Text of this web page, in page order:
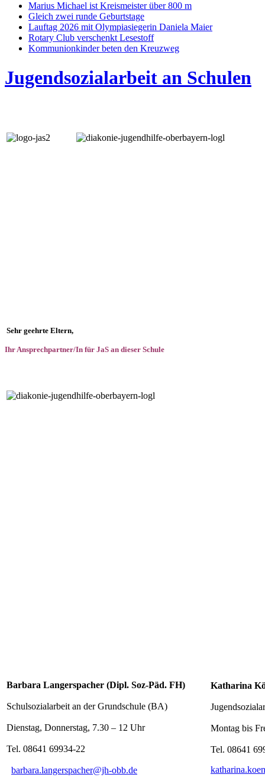
Marius Michael ist Kreismeister über 800 m
Gleich zwei runde Geburtstage
Lauftag 2026 mit Olympiasiegerin Daniela Maier
Rotary Club verschenkt Lesestoff
Kommunionkinder beten den Kreuzweg
Jugendsozialarbeit an Schulen
Sehr geehrte Eltern,
Ihr Ansprechpartner/In für JaS an dieser Schule
Barbara Langerspacher (Dipl. Soz-Päd. FH)
Schulsozialarbeit an der Grundschule (BA)
Dienstag, Donnerstag, 7.30 – 12 Uhr
Tel. 08641 69934-22
barbara.langerspacher@jh-obb.de
Katharina
Montag bis
Tel. 08641